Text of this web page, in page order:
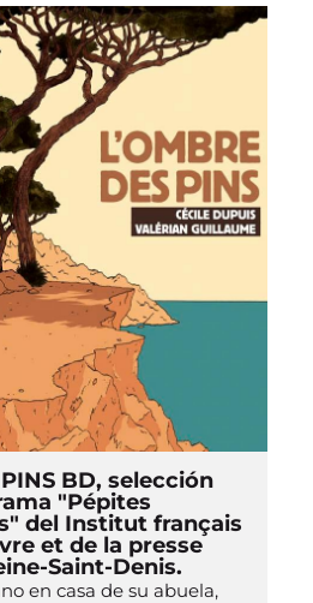
BD, selección
"Pépites
del Institut français
et de la presse
Saint-Denis.
en casa de su abuela,